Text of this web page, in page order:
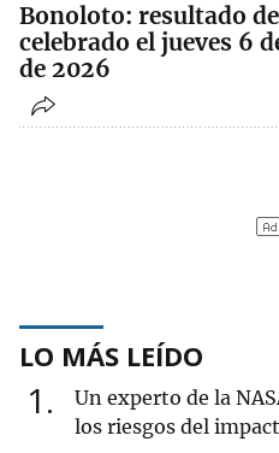
Bonoloto: resultado
celebrado el jueves 6
de 2026
LO MÁS LEÍDO
1
Un experto de la
los riesgos del